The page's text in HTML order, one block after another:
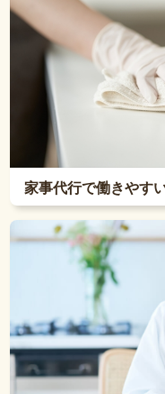
家事代行で働きやす